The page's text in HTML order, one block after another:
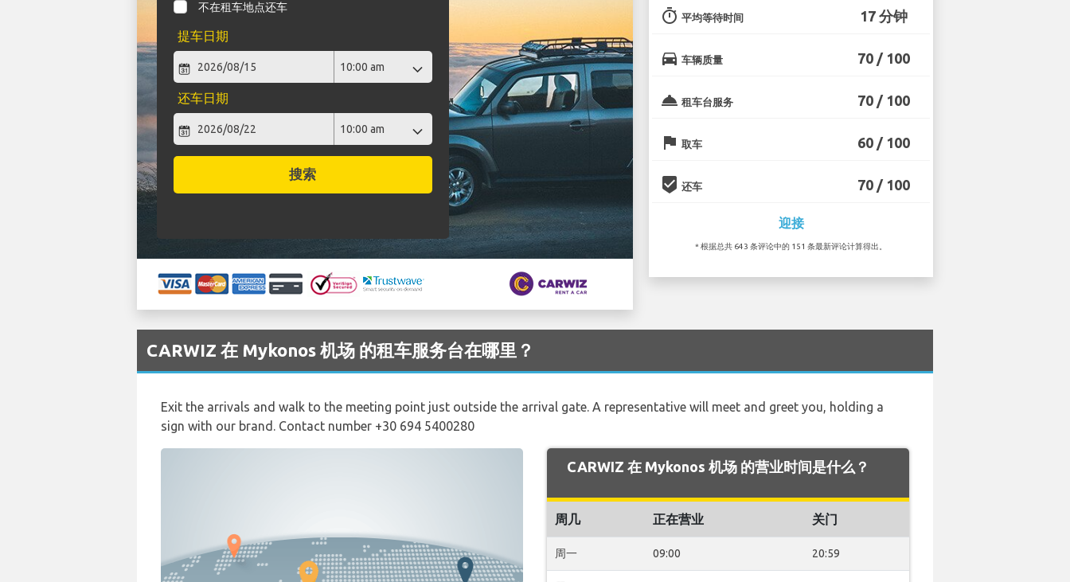
不在租车地点还车
提车日期
还车日期
搜索
timer 平均等待时间 17 分钟
directions_car 车辆质量 70 / 100
room_service 租车台服务 70 / 100
flag 取车 60 / 100
beenhere 还车 70 / 100
迎接
* 根据总共 643 条评论中的 151 条最新评论计算得出。
CARWIZ 在 Mykonos 机场 的租车服务台在哪里？
Exit the arrivals and walk to the meeting point just outside the arrival gate. A representative will meet and greet you, holding a
sign with our brand. Contact number +30 694 5400280
CARWIZ 在 Mykonos 机场 的营业时间是什么？
周几 正在营业 关门
周一 09:00 20:59